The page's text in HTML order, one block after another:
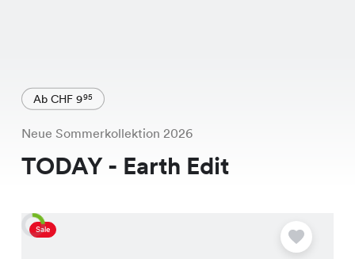
Ab CHF 995
Neue Sommerkollektion 2026
TODAY - Earth Edit
Sale